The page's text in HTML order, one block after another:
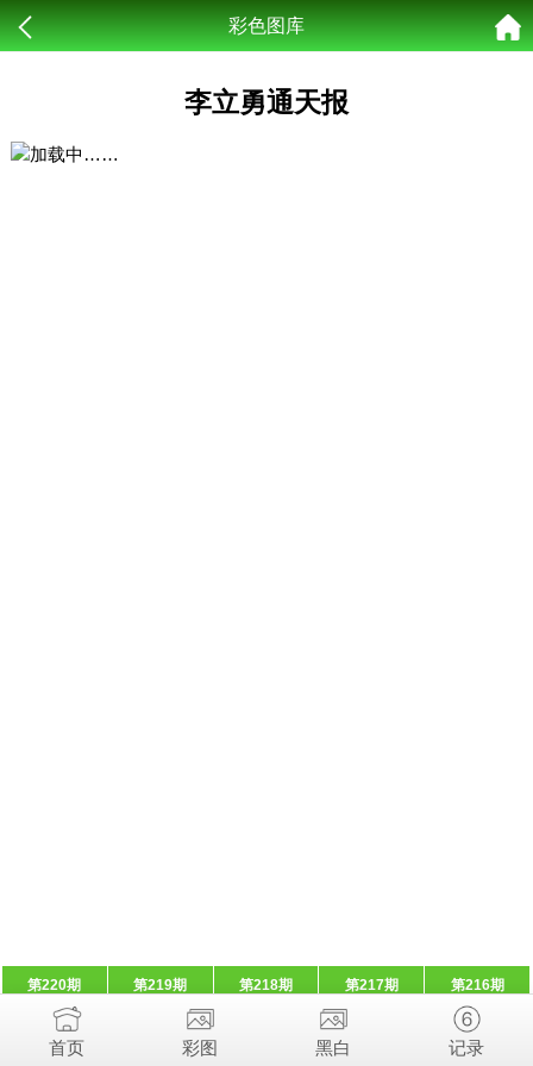
彩色图库
李立勇通天报
第220期 第219期 第218期 第217期 第216期
首页 彩图 黑白 记录